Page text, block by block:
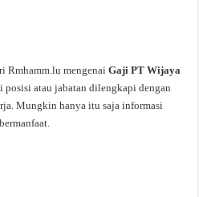
Rmhamm.lu mengenaiGaji PT Wijaya
posisi atau jabatan dilengkapi dengan
Mungkin hanya itu saja informasi